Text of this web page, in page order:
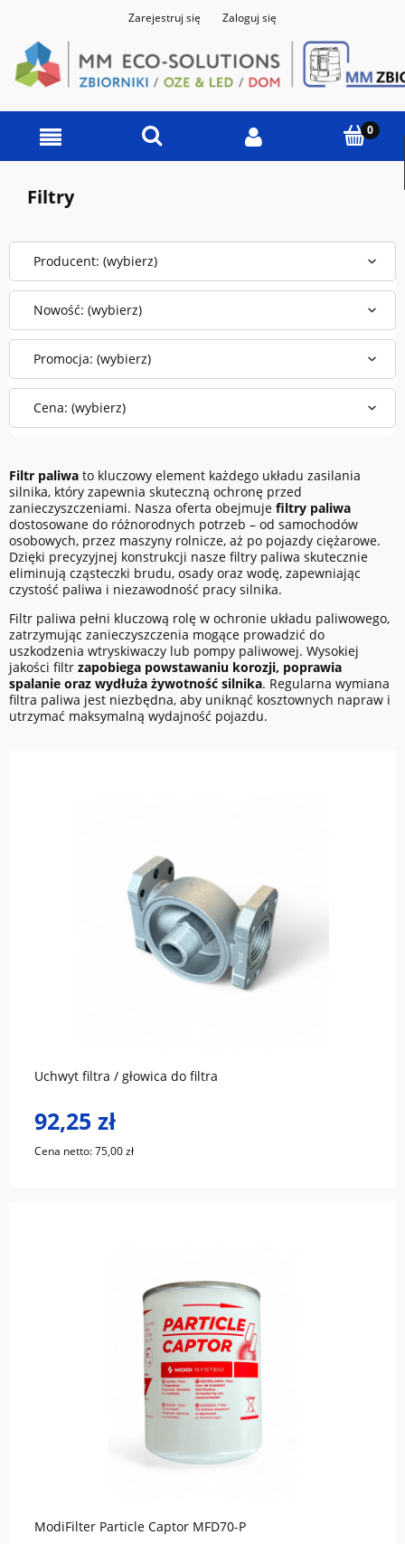
Zarejestruj się Zaloguj się
Filtry
Producent: (wybierz)
Cena: (wybierz)
Nowość: (wybierz)
Promocja: (wybierz)
Filtr paliwa to kluczowy element każdego układu zasilania
silnika, który zapewnia skuteczną ochronę przed
zanieczyszczeniami. Nasza oferta obejmuje filtry paliwa
dostosowane do różnorodnych potrzeb – od samochodów
osobowych, przez maszyny rolnicze, aż po pojazdy ciężarowe.
Dzięki precyzyjnej konstrukcji nasze filtry paliwa skutecznie
eliminują cząsteczki brudu, osady oraz wodę, zapewniając
czystość paliwa i niezawodność pracy silnika.
Filtr paliwa pełni kluczową rolę w ochronie układu paliwowego,
zatrzymując zanieczyszczenia mogące prowadzić do
uszkodzenia wtryskiwaczy lub pompy paliwowej. Wysokiej
jakości filtr zapobiega powstawaniu korozji, poprawia
spalanie oraz wydłuża żywotność silnika. Regularna wymiana
filtra paliwa jest niezbędna, aby uniknąć kosztownych napraw i
utrzymać maksymalną wydajność pojazdu.
Uchwyt filtra / głowica do filtra
92,25 zł
Cena netto:75,00 zł
ModiFilter Particle Captor MFD70-P
do koszyka